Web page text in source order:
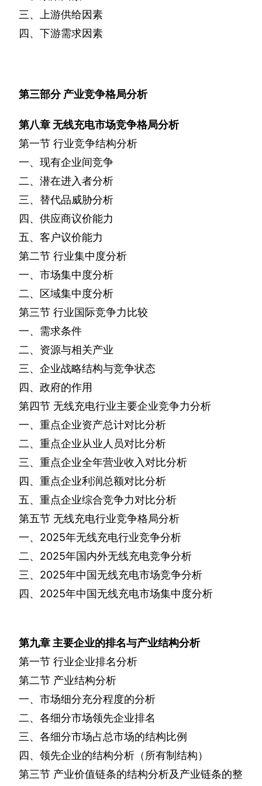
三、上游供给因素
四、下游需求因素
第三部分 产业竞争格局分析
第八章无线充电市场竞争格局分析
第一节 行业竞争结构分析
一、现有企业间竞争
二、潜在进入者分析
三、替代品威胁分析
四、供应商议价能力
五、客户议价能力
第二节 行业集中度分析
一、市场集中度分析
二、区域集中度分析
第三节 行业国际竞争力比较
一、需求条件
二、资源与相关产业
三、企业战略结构与竞争状态
四、政府的作用
第四节 无线充电行业主要企业竞争力分析
一、重点企业资产总计对比分析
二、重点企业从业人员对比分析
三、重点企业全年营业收入对比分析
四、重点企业利润总额对比分析
五、重点企业综合竞争力对比分析
第五节 无线充电行业竞争格局分析
一、 2025年无线充电行业竞争分析
二、 2025年国内外无线充电竞争分析
三、 2025年中国无线充电市场竞争分析
四、 2025年中国无线充电市场集中度分析
第九章 主要企业的排名与产业结构分析
第一节 行业企业排名分析
第二节 产业结构分析
一、市场细分充分程度的分析
二、各细分市场领先企业排名
三、各细分市场占总市场的结构比例
四、领先企业的结构分析（所有制结构）
第三节 产业价值链条的结构分析及产业链条的整